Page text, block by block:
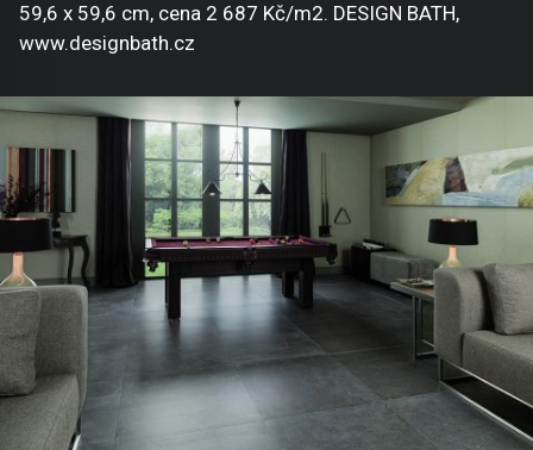
59,6 x 59,6 cm, cena 2 687 Kč/m2. DESIGN BATH,
www.designbath.cz